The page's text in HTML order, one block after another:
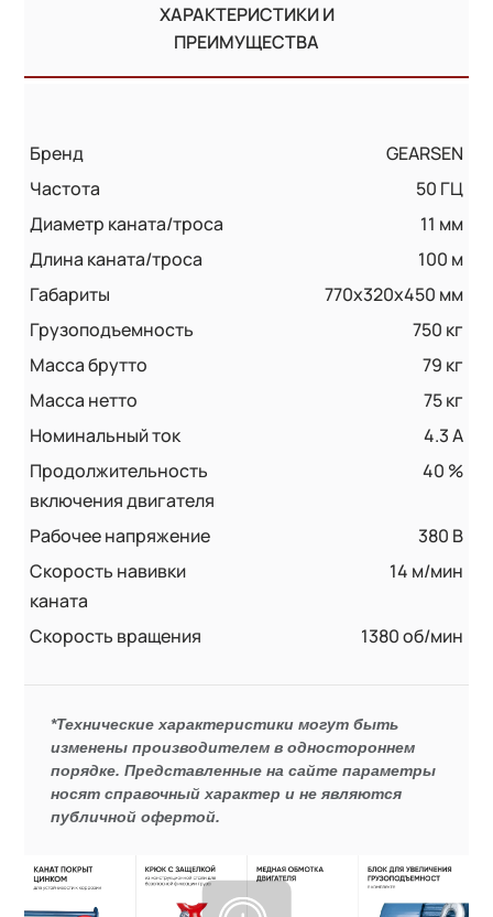
ХАРАКТЕРИСТИКИ И
ПРЕИМУЩЕСТВА
Бренд
GEARSEN
Частота
50 ГЦ
Диаметр каната/троса
11 мм
Длина каната/троса
100 м
Габариты
770х320х450 мм
Грузоподъемность
750 кг
Масса брутто
79 кг
Масса нетто
75 кг
Номинальный ток
4.3 А
Продолжительность
включения двигателя
40 %
Рабочее напряжение
380 В
Скорость навивки
каната
14 м/мин
Скорость вращения 1380 об/мин
*Технические характеристики могут быть
изменены производителем в одностороннем
порядке. Представленные на сайте параметры
носят справочный характер и не являются
публичной офертой.